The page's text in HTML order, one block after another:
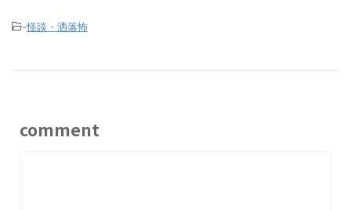
-怪談・洒落怖
comment